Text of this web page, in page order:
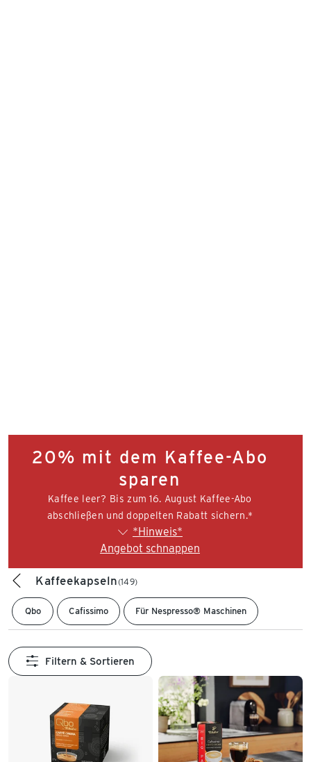
20% mit dem Kaffee-Abo
sparen
Kaffee leer? Bis zum 16. August Kaffee-Abo
abschließen und doppelten Rabatt sichern.*
*Hinweis*
Angebot schnappen
Kaffeekapseln(149)
Qbo Cafissimo Für Nespresso® Maschinen
Filtern & Sortieren